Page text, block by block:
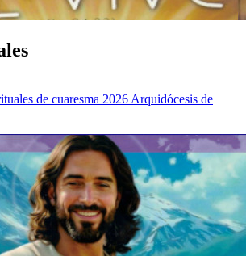
de cuaresma 2026 Arquidócesis de